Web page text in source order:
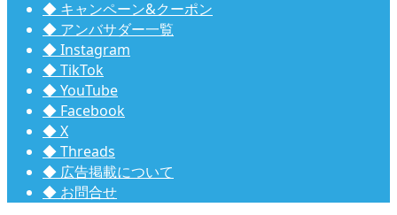
◆ キャンペーン&クーポン
◆ アンバサダー一覧
◆ Instagram
◆ TikTok
◆ YouTube
◆ Facebook
◆ X
◆ Threads
◆ 広告掲載について
◆ お問合せ